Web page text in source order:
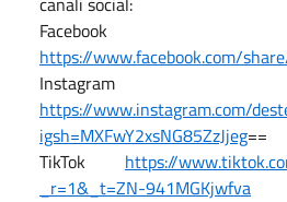
Facebook
https://www.facebook.com/
Instagram
https://www.instagram.com/
igsh=MXFwY2xsNG85ZzJjeg==
TikTok https://
_r=1&_t=ZN-941MGKjwfva